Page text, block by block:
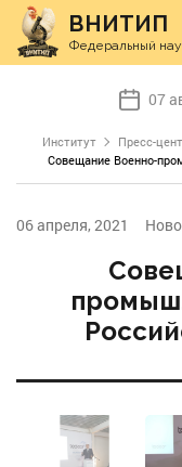
ВНИТИП
Федеральный
07
Институт Пресс-
Совещание Военно-
06 апреля, 2021